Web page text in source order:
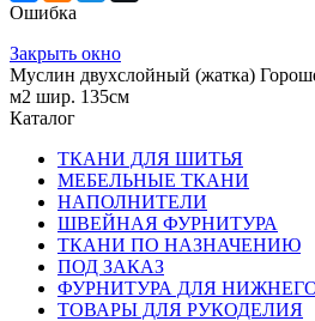
Ошибка
Закрыть окно
Муслин двухслойный (жатка)
м2 шир. 135см
Каталог
ТКАНИ ДЛЯ ШИТЬЯ
МЕБЕЛЬНЫЕ ТКАНИ
НАПОЛНИТЕЛИ
ШВЕЙНАЯ ФУРНИТУРА
ТКАНИ ПО НАЗНАЧЕНИЮ
ПОД ЗАКАЗ
ФУРНИТУРА ДЛЯ
ТОВАРЫ ДЛЯ РУКОДЕЛИЯ